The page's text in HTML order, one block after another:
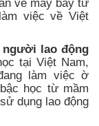
việc về Việt
người lao động
tại Việt Nam,
làm việc ờ
học từ mầm
dụng lao động